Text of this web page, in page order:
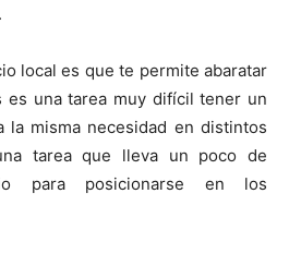
local es que te permite abaratar
es una tarea muy difícil tener un
la misma necesidad en distintos
tarea que lleva un poco de
para posicionarse en los